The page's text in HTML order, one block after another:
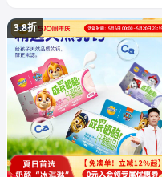
3.8折